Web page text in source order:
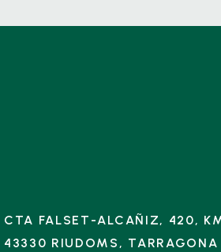
CTA FALSET-ALCAÑIZ, 420,
43330 RIUDOMS, TARRAGONA